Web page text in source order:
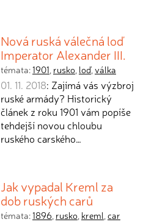
Nová ruská válečná loď
Imperator Alexander III.
témata:1901, rusko, loď,válka
01. 11. 2018: Zajímá vás výzbroj
ruské armády? Historický
článek z roku 1901 vám popíše
tehdejší novou chloubu
ruského carského…
Jak vypadal Kreml za
dob ruských carů
témata:1896, rusko, kreml,car